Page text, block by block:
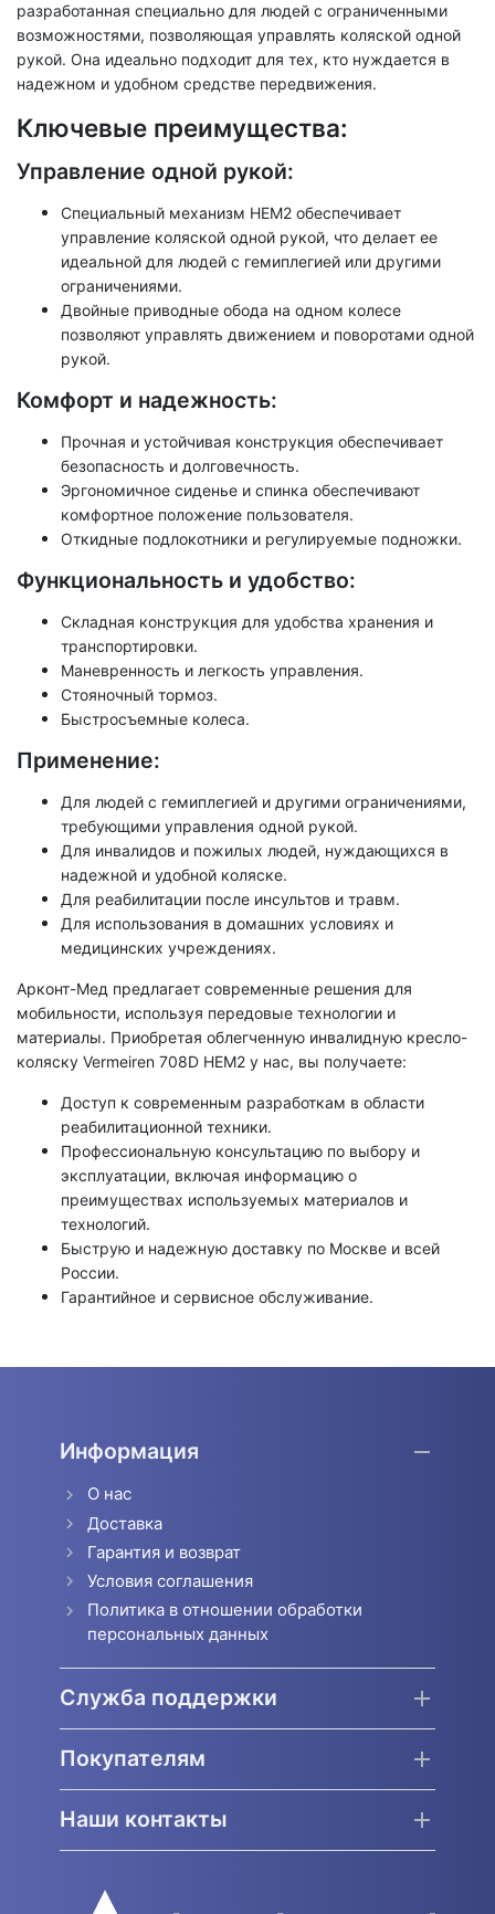
разработанная специально для людей с ограниченными
возможностями, позволяющая управлять коляской одной
рукой. Она идеально подходит для тех, кто нуждается в
надежном и удобном средстве передвижения.
Ключевые преимущества:
Управление одной рукой:
Специальный механизм HEM2 обеспечивает
управление коляской одной рукой, что делает ее
идеальной для людей с гемиплегией или другими
ограничениями.
Двойные приводные обода на одном колесе
позволяют управлять движением и поворотами одной
рукой.
Комфорт и надежность:
Прочная и устойчивая конструкция обеспечивает
безопасность и долговечность.
Эргономичное сиденье и спинка обеспечивают
комфортное положение пользователя.
Откидные подлокотники и регулируемые подножки.
Функциональность и удобство:
Складная конструкция для удобства хранения и
транспортировки.
Маневренность и легкость управления.
Стояночный тормоз.
Быстросъемные колеса.
Применение:
Для людей с гемиплегией и другими ограничениями,
требующими управления одной рукой.
Для инвалидов и пожилых людей, нуждающихся в
надежной и удобной коляске.
Для реабилитации после инсультов и травм.
Для использования в домашних условиях и
медицинских учреждениях.
Арконт-Мед предлагает современные решения для
мобильности, используя передовые технологии и
материалы. Приобретая облегченную инвалидную кресло-
коляску Vermeiren 708D HEM2 у нас, вы получаете:
Доступ к современным разработкам в области
реабилитационной техники.
Профессиональную консультацию по выбору и
эксплуатации, включая информацию о
преимуществах используемых материалов и
технологий.
Быструю и надежную доставку по Москве и всей
России.
Гарантийное и сервисное обслуживание.
Информация
О нас
Доставка
Гарантия и возврат
Условия соглашения
Политика в отношении обработки
персональных данных
Служба поддержки
Покупателям
Наши контакты